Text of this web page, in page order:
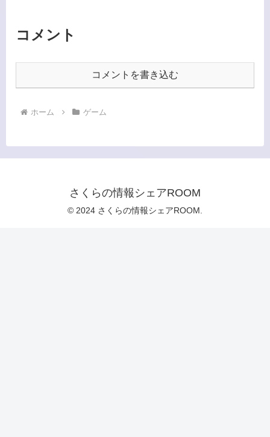
コメント
コメントを書き込む
ホーム ゲーム
さくらの情報シェアROOM
© 2024 さくらの情報シェアROOM.